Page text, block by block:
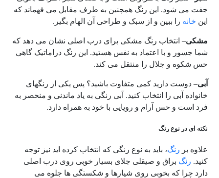
جفت می شود. این رنگ همچنین به طرف مقابل می فهماند که
این خانه را ببین و از سبک و طراحی آن الهام بگیر.
مشکی– انتخاب رنگ مشکی برای درب اصلی نشان می دهد که
شما جسور و با اعتماد به نفس هستید. این رنگ دراماتیک گاهی
حس شکوه و جلال را منتقل می کند.
آبی– دوست دارید کمی متفاوت باشید؟ پس یکی از رنگهای
خانواده آبی را انتخاب کنید. آبی رنگی به یاد ماندنی و منحصر به
فرد است و حس آرام و رویایی با خود به همراه دارد.
نکته ای در نوع رنگ
علاوه بر رنگ، باید به نوع رنگی که انتخاب کرده اید نیز توجه
کنید. رنگ براق و صیقلی جلای بسیار خوبی روی درب اصلی
دارد چرا که بخوبی روی شیارها و شکستگی ها جلوه می